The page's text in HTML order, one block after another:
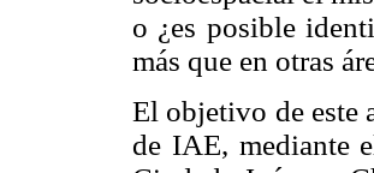
o ¿es posible
más que en otras
El objetivo de este
de IAE, mediante